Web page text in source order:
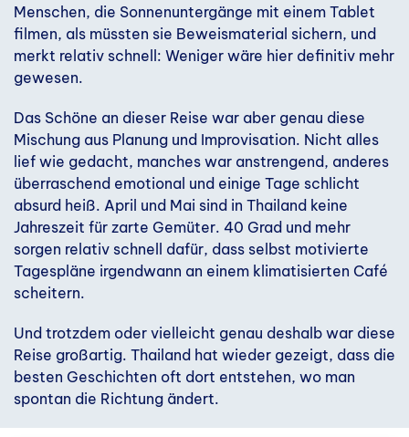
Menschen, die Sonnenuntergänge mit einem Tablet
filmen, als müssten sie Beweismaterial sichern, und
merkt relativ schnell: Weniger wäre hier definitiv mehr
gewesen.
Das Schöne an dieser Reise war aber genau diese
Mischung aus Planung und Improvisation. Nicht alles
lief wie gedacht, manches war anstrengend, anderes
überraschend emotional und einige Tage schlicht
absurd heiß. April und Mai sind in Thailand keine
Jahreszeit für zarte Gemüter. 40 Grad und mehr
sorgen relativ schnell dafür, dass selbst motivierte
Tagespläne irgendwann an einem klimatisierten Café
scheitern.
Und trotzdem oder vielleicht genau deshalb war diese
Reise großartig. Thailand hat wieder gezeigt, dass die
besten Geschichten oft dort entstehen, wo man
spontan die Richtung ändert.